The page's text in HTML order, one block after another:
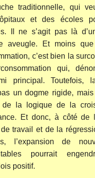
traditionnelle, qui
et des écoles
Il ne s’agit pas là
aveugle. Et moins
c’est bien la
qui,
principal. Toutefois,
un dogme rigide,
de la logique de la
Et donc, à côté de
travail et de la
l’expansion de
pourrait
positif.